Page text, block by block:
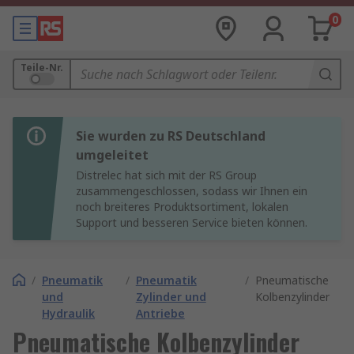
0
Teile-Nr.
Sie wurden zu RS Deutschland
umgeleitet
Distrelec hat sich mit der RS Group
zusammengeschlossen, sodass wir Ihnen ein
noch breiteres Produktsortiment, lokalen
Support und besseren Service bieten können.
/ Pneumatik
und
Hydraulik
/ Pneumatik
Zylinder und
Antriebe
/ Pneumatische
Kolbenzylinder
Pneumatische Kolbenzylinder